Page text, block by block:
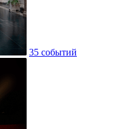
35 событий